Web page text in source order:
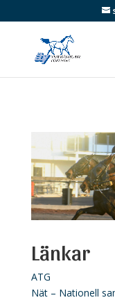
Länkar
ATG
Nät – Nationell